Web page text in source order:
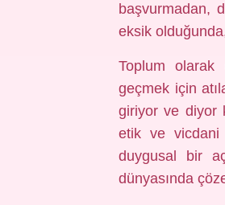
başvurmadan,
eksik
Toplum olarak
geçmek için
giriyor ve diyor
etik ve vicdani
duygusal bir
dünyasında